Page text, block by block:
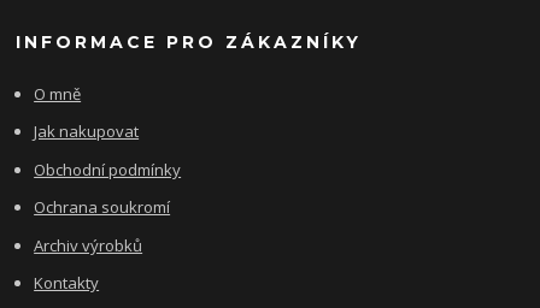
INFORMACE PRO ZÁKAZNÍKY
O mně
Jak nakupovat
Obchodní podmínky
Ochrana soukromí
Archiv výrobků
Kontakty